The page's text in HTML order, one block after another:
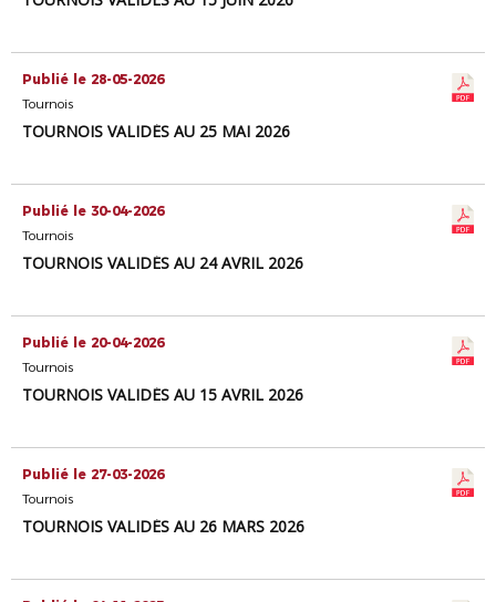
Publié le 28-05-2026
Tournois
TOURNOIS VALIDÉS AU 25 MAI 2026
Publié le 30-04-2026
Tournois
TOURNOIS VALIDÉS AU 24 AVRIL 2026
Publié le 20-04-2026
Tournois
TOURNOIS VALIDÉS AU 15 AVRIL 2026
Publié le 27-03-2026
Tournois
TOURNOIS VALIDÉS AU 26 MARS 2026